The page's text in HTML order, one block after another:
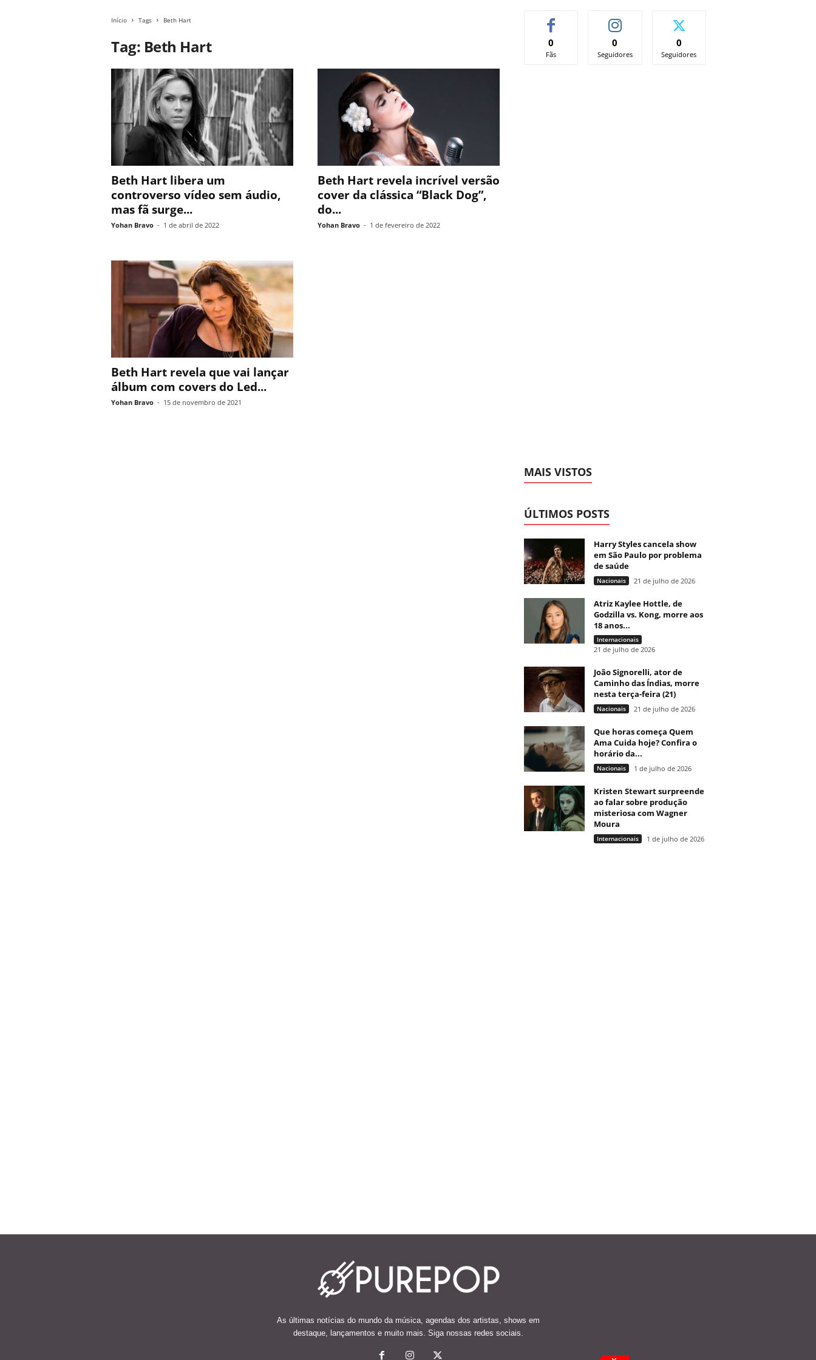
Início Tags Beth Hart
Tag: Beth Hart
Beth Hart libera um
controverso vídeo sem áudio,
mas fã surge...
Yohan Bravo - 1 de abril de 2022
Beth Hart revela incrível versão
cover da clássica “Black Dog”,
do...
Yohan Bravo - 1 de fevereiro de 2022
Beth Hart revela que vai lançar
álbum com covers do Led...
Yohan Bravo - 15 de novembro de 2021
0
Fãs
0
Seguidores
0
Seguidores
MAIS VISTOS
ÚLTIMOS POSTS
Harry Styles cancela show
em São Paulo por problema
de saúde
Nacionais 21 de julho de 2026
Atriz Kaylee Hottle, de
Godzilla vs. Kong, morre aos
18 anos...
Internacionais
21 de julho de 2026
João Signorelli, ator de
Caminho das Índias, morre
nesta terça-feira (21)
Nacionais 21 de julho de 2026
Que horas começa Quem
Ama Cuida hoje? Confira o
horário da...
Nacionais 1 de julho de 2026
Kristen Stewart surpreende
ao falar sobre produção
misteriosa com Wagner
Moura
Internacionais 1 de julho de 2026
As últimas notícias do mundo da música, agendas dos artistas, shows em
destaque, lançamentos e muito mais. Siga nossas redes sociais.